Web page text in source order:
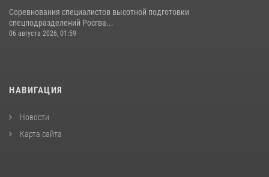
Соревнования специалистов высотной подготовки
спецподразделений Росгва...
06 августа 2026, 01:59
НАВИГАЦИЯ
Новости
Карта сайта